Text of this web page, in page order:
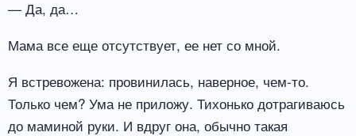
— Да, да…
Мама все еще отсутствует, ее нет со мной.
Я встревожена: провинилась, наверное, чем-то.
Только чем? Ума не приложу. Тихонько дотрагиваюсь
до маминой руки. И вдруг она, обычно такая